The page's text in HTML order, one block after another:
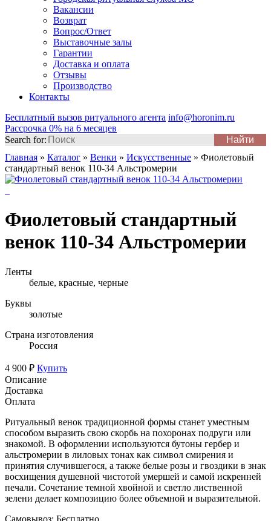
Вакансии
Возврат
Вопрос/Ответ
Выставочные залы
Гарантии
Доставка и оплата
Отзывы
Производство
Контакты
Бесплатный вызов ритуального агента info@horonim.ru
Рассрочка 0% на 6 месяцев
Search for:
Главная » Каталог » Венки » Искусственные » Фиолетовый
стандартный венок 110-34 Альстромерии
Фиолетовый стандартный
венок 110-34 Альстромерии
Ленты
белые, красные, черные
Буквы
золотые
Страна изготовления
Россия
4 900 ₽ Купить
Описание
Доставка
Оплата
Ритуальный венок традиционной формы станет уместным
способом выразить свою скорбь на похоронах подруги или
знакомой. В оформлении используются бутоны гербер и
альстромерии в лиловых тонах как символ смирения и
принятия случившегося, а также белые розы и гвоздики в знак
восхищения душевной чистотой умершей и самой искренней
печали. Сочетание темной хвойной и светло лиственной
зелени делает композицию более объемной и выразительной.
Самовывоз: Бесплатно